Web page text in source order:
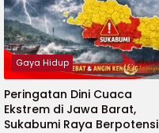
Gaya Hidup
Peringatan Dini Cuaca
Ekstrem di Jawa Barat,
Sukabumi Raya Berpotensi